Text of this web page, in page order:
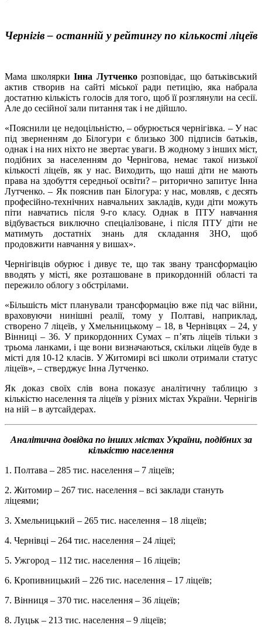
Чернігів – останній у рейтингу по кількості ліцеїв
Мама школярки Інна Лутченко розповідає, що батьківський
актив створив на сайті міської ради петицію, яка набрала
достатню кількість голосів для того, щоб її розглянули на сесії.
Але до сесійної зали питання так і не дійшло.
«Пояснили це недоцільністю, – обурюється чернігівка. – У нас
під зверненням до Білогури є близько 300 підписів батьків,
однак і на них ніхто не звертає уваги. В жодному з інших міст,
подібних за населенням до Чернігова, немає такої низької
кількості ліцеїв, як у нас. Виходить, що наші діти не мають
права на здобуття середньої освіти? – риторично запитує Інна
Лутченко. – Як пояснив пан Білогура: у нас, мовляв, є десять
професійно-технічних навчальних закладів, куди діти можуть
піти навчатись після 9-го класу. Однак в ПТУ навчання
відбувається виключно спеціалізоване, і після ПТУ діти не
матимуть достатніх знань для складання ЗНО, щоб
продовжити навчання у вишах».
Чернігівців обурює і дивує те, що так звану трансформацію
вводять у місті, яке розташоване в прикордонній області та
пережило облогу з обстрілами.
«Більшість міст планували трансформацію вже під час війни,
враховуючи нинішні реалії, тому у Полтаві, наприклад,
створено 7 ліцеїв, у Хмельницькому – 18, в Чернівцях – 24, у
Вінниці – 36. У прикордонних Сумах – п’ять ліцеїв тільки з
трьома ланками, і ще вони визначаються, скільки ліцеїв буде в
місті для 10-12 класів. У Житомирі всі школи отримали статус
ліцеїв», – стверджує Інна Лутченко.
Як доказ своїх слів вона показує аналітичну таблицю з
кількістю населення та ліцеїв у різних містах України. Чернігів
на ній – в аутсайдерах.
Аналітична довідка по інших містах України, подібних за
кількістю населення
1. Полтава – 285 тис. населення – 7 ліцеїв;
2. Житомир – 267 тис. населення – всі заклади стануть
ліцеями;
3. Хмельницький – 265 тис. населення – 18 ліцеїв;
4. Чернівці – 264 тис. населення – 24 ліцеї;
5. Ужгород – 112 тис. населення – 16 ліцеїв;
6. Кропивницький – 226 тис. населення – 17 ліцеїв;
7. Вінниця – 370 тис. населення – 36 ліцеїв;
8. Луцьк – 213 тис. населення – 9 ліцеїв;